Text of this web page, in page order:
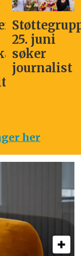
25. juni
søker
journalist
her